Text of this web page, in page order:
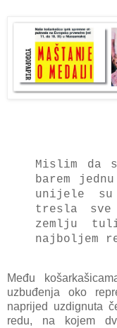
Mislim da
barem
unijele
tresla
zemlju
najboljem
Među
uzbuđenja oko
naprijed uzdignuta
redu, na kojem